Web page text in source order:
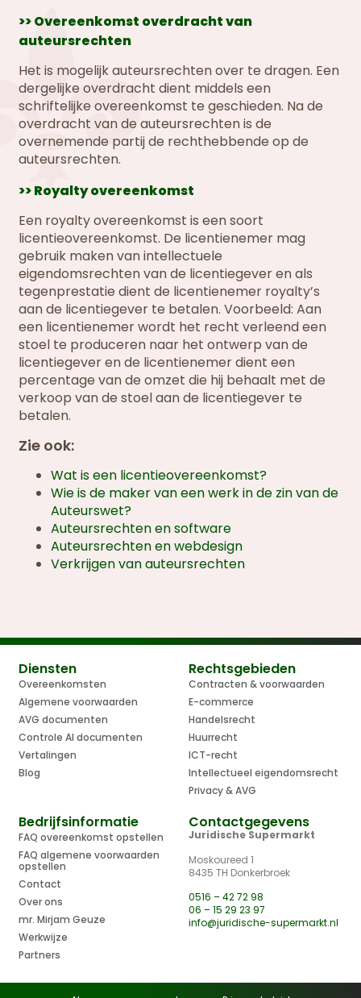
>> Overeenkomst overdracht van
auteursrechten
Het is mogelijk auteursrechten over te dragen. Een
dergelijke overdracht dient middels een
schriftelijke overeenkomst te geschieden. Na de
overdracht van de auteursrechten is de
overnemende partij de rechthebbende op de
auteursrechten.
>> Royalty overeenkomst
Een royalty overeenkomst is een soort
licentieovereenkomst. De licentienemer mag
gebruik maken van intellectuele
eigendomsrechten van de licentiegever en als
tegenprestatie dient de licentienemer royalty’s
aan de licentiegever te betalen. Voorbeeld: Aan
een licentienemer wordt het recht verleend een
stoel te produceren naar het ontwerp van de
licentiegever en de licentienemer dient een
percentage van de omzet die hij behaalt met de
verkoop van de stoel aan de licentiegever te
betalen.
Zie ook:
Wat is een licentieovereenkomst?
Wie is de maker van een werk in de zin van de
Auteurswet?
Auteursrechten en software
Auteursrechten en webdesign
Verkrijgen van auteursrechten
Diensten
Overeenkomsten
Algemene voorwaarden
AVG documenten
Controle AI documenten
Vertalingen
Blog
Rechtsgebieden
Contracten & voorwaarden
E-commerce
Handelsrecht
Huurrecht
ICT-recht
Intellectueel eigendomsrecht
Privacy & AVG
Bedrijfsinformatie
FAQ overeenkomst opstellen
FAQ algemene voorwaarden
opstellen
Contact
Over ons
mr. Mirjam Geuze
Werkwijze
Partners
Contactgegevens
Juridische Supermarkt
Moskoureed 1
8435 TH Donkerbroek
0516 – 42 72 98
06 – 15 29 23 97
info@juridische-supermarkt.nl